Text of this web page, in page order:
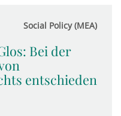
Social Policy (MEA)
Bei der
entschieden